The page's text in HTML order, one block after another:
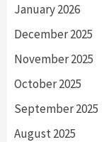
January 2026
December 2025
November 2025
October 2025
September 2025
August 2025